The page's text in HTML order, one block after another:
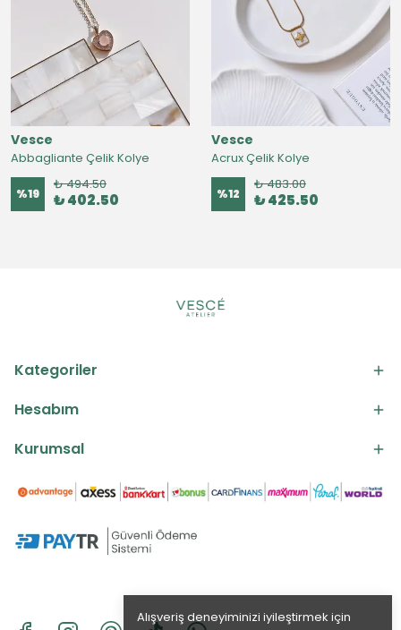
Alışveriş deneyiminizi iyileştirmek için
Vesce
Abbagliante Çelik Kolye
%19
₺ 494.50
₺ 402.50
Vesce
Acrux Çelik Kolye
%12
₺ 483.00
₺ 425.50
Kategoriler
Hesabım
Kurumsal